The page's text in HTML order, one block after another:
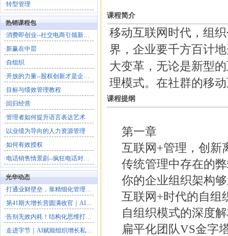
·转型管理
热销课程包
·消费即创业--社交电商引领新商业文明
·新赢在中层
·自组织
·开放的力量--股权创新才是企业的终极共创
· 目标与绩效管理教程
· 回归经营
·管理者如何提升语言表达艺术
· 以业绩为导向的人力资源管理
·如何有效授权
·电话销售情景剧--疯狂电话对对碰
光华动态
·打通业财壁垒，靠精细化管理放大利润
·第41期大增长营圆满收官｜AI落地+科学经营双引擎，解锁
·告别无效内耗！结构化思维打造高效解题团队
·走进字节｜AI赋能组织增长私享会圆满落幕，解锁结构性增长
课程简介
移动互联网时代，组
界，企业要千方百计
大变革，无论是新型
理模式。在社群的移
课程提纲
第一章
互联网+管理，创新
传统管理中存在的
你的企业组织架构
互联网+时代的自组
自组织模式的深度
扁平化团队VS金字